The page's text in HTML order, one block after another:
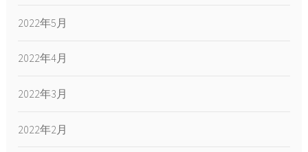
2022年5月
2022年4月
2022年3月
2022年2月